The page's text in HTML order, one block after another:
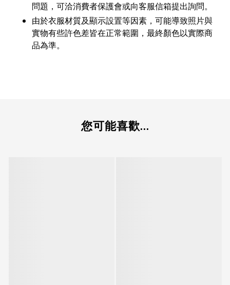
問題，可洽消費者保護會或向客服信箱提出詢問。
由於衣服材質及顯示設置等因素，可能導致照片與
實物有些許色差皆在正常範圍，最終顏色以實際商
品為準。
您可能喜歡...